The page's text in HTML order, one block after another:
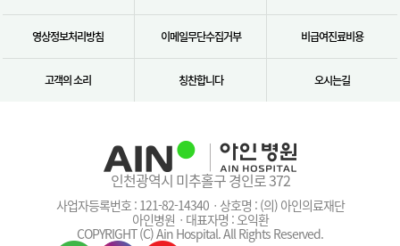
영상정보처리방침 이메일무단수집거부 비급여진료비용
고객의 소리 칭찬합니다 오시는길
인천광역시 미추홀구 경인로 372
사업자등록번호 : 121-82-14340ㆍ상호명 : (의) 아인의료재단
아인병원ㆍ대표자명 : 오익환
COPYRIGHT (C) Ain Hospital. All Rights Reserved.